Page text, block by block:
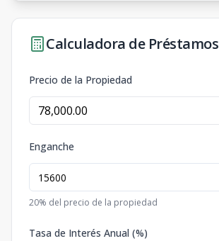
Calculadora de Préstamos
Precio de la Propiedad
Enganche
20% del precio de la propiedad
Tasa de Interés Anual (%)